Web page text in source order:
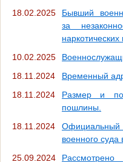
18.02.2025
Бывший
за
10.02.2025
18.11.2024
Временный
18.11.2024
Размер и
пошлины.
18.11.2024
Официальный
военного суда
25.09.2024